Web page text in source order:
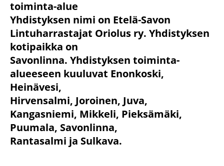
toiminta-alue
Yhdistyksen nimi on Etelä-Savon
Lintuharrastajat Oriolus ry. Yhdistyksen
kotipaikka on
Savonlinna. Yhdistyksen toiminta-
alueeseen kuuluvat Enonkoski,
Heinävesi,
Hirvensalmi, Joroinen, Juva,
Kangasniemi, Mikkeli, Pieksämäki,
Puumala, Savonlinna,
Rantasalmi ja Sulkava.